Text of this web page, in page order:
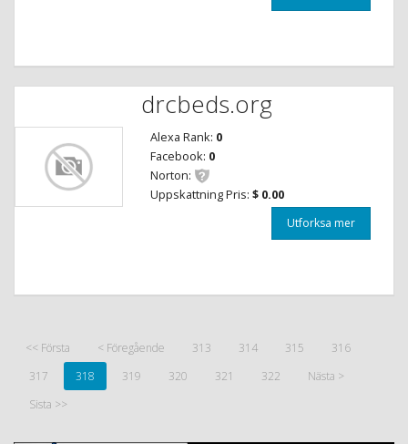
drcbeds.org
Alexa Rank: 0
Facebook: 0
Norton:
Uppskattning Pris: $ 0.00
Utforksa mer
<< Första < Föregående 313 314 315
316
317
318 319 320 321 322
Nästa >
Sista >>